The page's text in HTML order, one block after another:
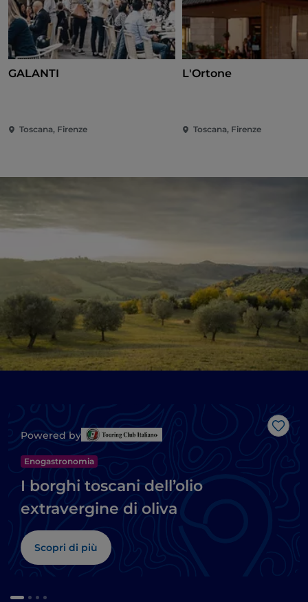
GALANTI
Toscana, Firenze
L'Ortone
Toscana, Firenze
Like
Powered by
Enogastronomia
I borghi toscani dell’olio
extravergine di oliva
Scopri di più